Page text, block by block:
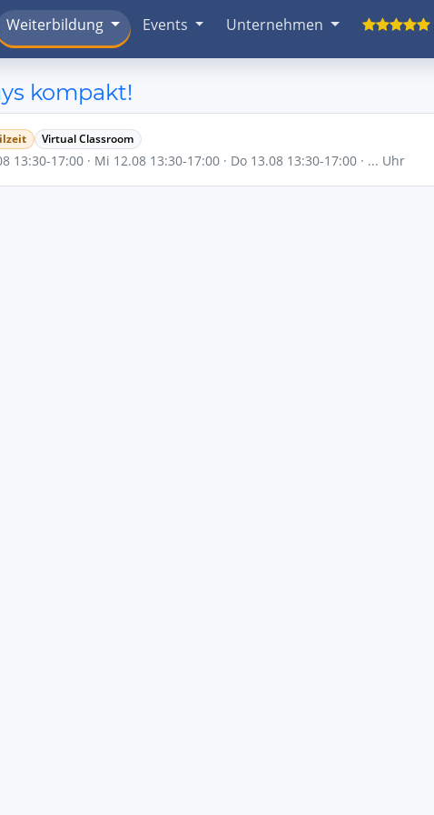
Weiterbildung Events Unternehmen
kompakt!
Virtual Classroom
13:30-17:00 · Mi 12.08 13:30-17:00 · Do 13.08 13:30-17:00 · ... Uhr